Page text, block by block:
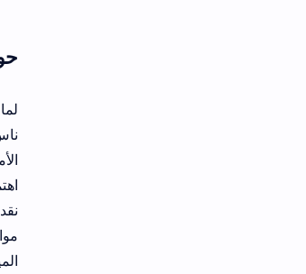
حول تحميل
نقد بنّاء من
مواقفك الحياتية،